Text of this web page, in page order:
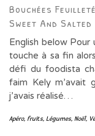
Bouchées
Sweet And
English below Pour
touche à sa fin
défi du foodista
faim Kely m’avait
j’avais réalisé…
Apéro, fruits, Légumes, Noël,